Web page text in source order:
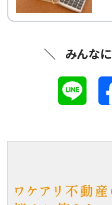
みんな